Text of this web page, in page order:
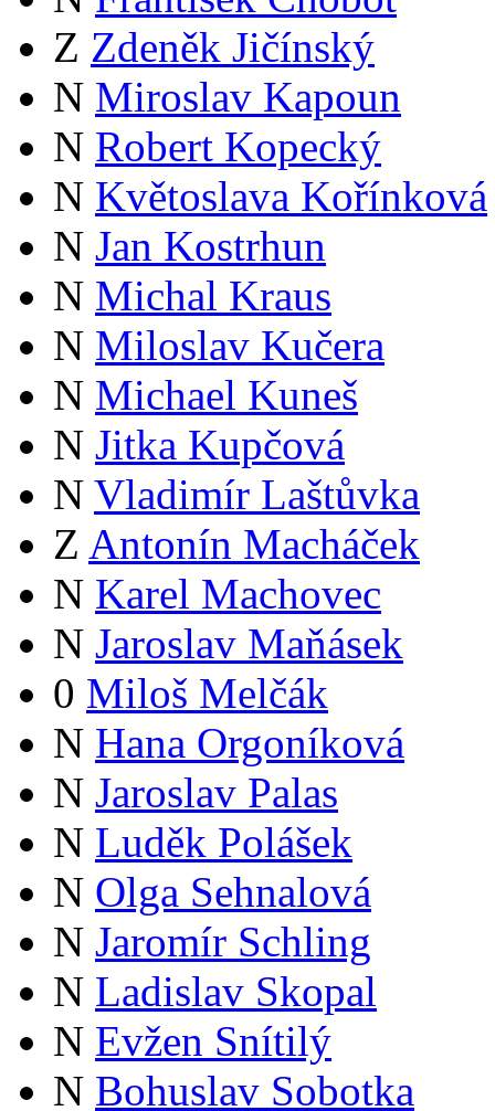
Z Zdeněk Jičínský
N Miroslav Kapoun
N Robert Kopecký
N Květoslava Kořínková
N Jan Kostrhun
N Michal Kraus
N Miloslav Kučera
N Michael Kuneš
N Jitka Kupčová
N Vladimír Laštůvka
Z Antonín Macháček
N Karel Machovec
N Jaroslav Maňásek
0 Miloš Melčák
N Hana Orgoníková
N Jaroslav Palas
N Luděk Polášek
N Olga Sehnalová
N Jaromír Schling
N Ladislav Skopal
N Evžen Snítilý
N Bohuslav Sobotka